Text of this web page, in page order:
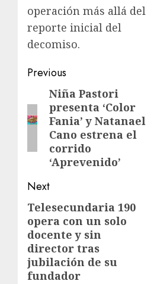
operación más allá del
reporte inicial del
decomiso.
Previous
Niña Pastori
presenta ‘Color
Fania’ y Natanael
Cano estrena el
corrido
‘Aprevenido’
Next
Telesecundaria 190
opera con un solo
docente y sin
director tras
jubilación de su
fundador